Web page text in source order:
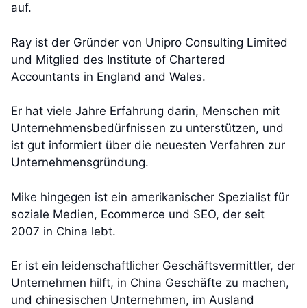
auf.
Ray ist der Gründer von Unipro Consulting Limited
und Mitglied des Institute of Chartered
Accountants in England and Wales.
Er hat viele Jahre Erfahrung darin, Menschen mit
Unternehmensbedürfnissen zu unterstützen, und
ist gut informiert über die neuesten Verfahren zur
Unternehmensgründung.
Mike hingegen ist ein amerikanischer Spezialist für
soziale Medien, Ecommerce und SEO, der seit
2007 in China lebt.
Er ist ein leidenschaftlicher Geschäftsvermittler, der
Unternehmen hilft, in China Geschäfte zu machen,
und chinesischen Unternehmen, im Ausland